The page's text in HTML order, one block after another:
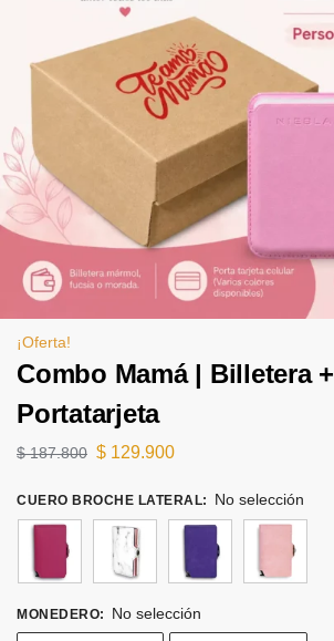
¡Oferta!
Combo Mamá | Billetera +
Portatarjeta
$187.800 $ 129.900
CUERO BROCHE LATERAL: No selección
MONEDERO: No selección